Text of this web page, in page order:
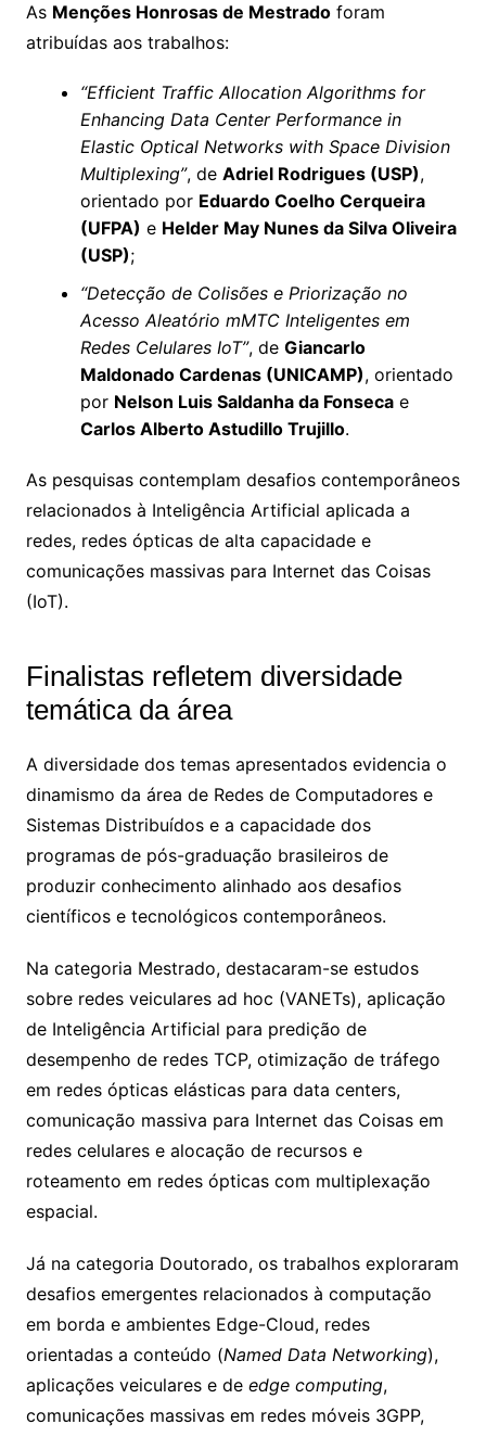
As Menções Honrosas de Mestradoforam
atribuídas aos trabalhos:
“Efficient Traffic Allocation Algorithms for
Enhancing Data Center Performance in
Elastic Optical Networks with Space Division
Multiplexing”, de Adriel Rodrigues (USP),
orientado por Eduardo Coelho Cerqueira
(UFPA) e Helder May Nunes da Silva Oliveira
(USP);
“Detecção de Colisões e Priorização no
Acesso Aleatório mMTC Inteligentes em
Redes Celulares IoT”, de Giancarlo
Maldonado Cardenas (UNICAMP), orientado
por Nelson Luis Saldanha da Fonsecae
Carlos Alberto Astudillo Trujillo.
As pesquisas contemplam desafios contemporâneos
relacionados à Inteligência Artificial aplicada a
redes, redes ópticas de alta capacidade e
comunicações massivas para Internet das Coisas
(IoT).
Finalistas refletem diversidade
temática da área
A diversidade dos temas apresentados evidencia o
dinamismo da área de Redes de Computadores e
Sistemas Distribuídos e a capacidade dos
programas de pós-graduação brasileiros de
produzir conhecimento alinhado aos desafios
científicos e tecnológicos contemporâneos.
Na categoria Mestrado, destacaram-se estudos
sobre redes veiculares ad hoc (VANETs), aplicação
de Inteligência Artificial para predição de
desempenho de redes TCP, otimização de tráfego
em redes ópticas elásticas para data centers,
comunicação massiva para Internet das Coisas em
redes celulares e alocação de recursos e
roteamento em redes ópticas com multiplexação
espacial.
Já na categoria Doutorado, os trabalhos exploraram
desafios emergentes relacionados à computação
em borda e ambientes Edge-Cloud, redes
orientadas a conteúdo (Named Data Networking),
aplicações veiculares e de edge computing,
comunicações massivas em redes móveis 3GPP,